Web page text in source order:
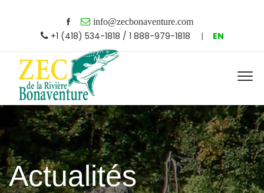
info@zecbonaventure.com
+1 (418) 534-1818 / 1 888-979-1818 | EN
Actualités